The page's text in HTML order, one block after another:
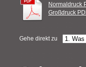
Normaldruck
Großdruck
Gehe direkt zu